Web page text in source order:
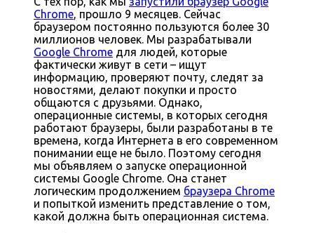
Chrome, прошло 9 месяцев. Сейчас
браузером постоянно пользуются более 30
миллионов человек. Мы разрабатывали
Google Chrome для людей, которые
фактически живут в сети – ищут
информацию, проверяют почту, следят за
новостями, делают покупки и просто
общаются с друзьями. Однако,
операционные системы, в которых сегодня
работают браузеры, были разработаны в те
времена, когда Интернета в его современном
понимании еще не было. Поэтому сегодня
мы объявляем о запуске операционной
системы Google Chrome. Она станет
логическим продолжением браузера Chrome
и попыткой изменить представление о том,
какой должна быть операционная система.